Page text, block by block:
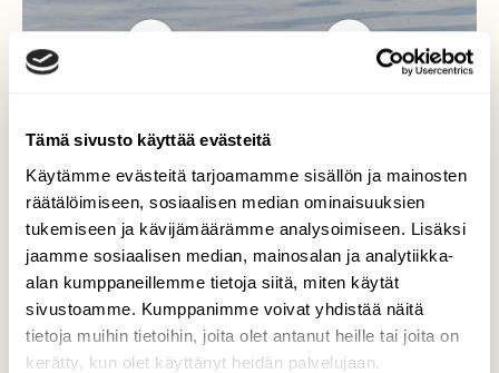
Tämä sivusto käyttää evästeitä
Käytämme evästeitä tarjoamamme sisällön ja mainosten
räätälöimiseen, sosiaalisen median ominaisuuksien
tukemiseen ja kävijämäärämme analysoimiseen. Lisäksi
jaamme sosiaalisen median, mainosalan ja analytiikka-
alan kumppaneillemme tietoja siitä, miten käytät
sivustoamme. Kumppanimme voivat yhdistää näitä
tietoja muihin tietoihin, joita olet antanut heille tai joita on
kerätty, kun olet käyttänyt heidän palvelujaan.
Härkälinnun poikanen?
Härkälinnun ja silkkiuikun poikaset ovat aika
haasteelliset erottaa toisistaan
ensimmäisillä havaintokerroilla. Nettisivuja
apuna käyttäen tulin kuitenkin otsikossa
mainittuun vaihtoehtoon . Lisäksi
kuvauspaikalla oli lähistöllä myös aikuinen
härkälintupari.